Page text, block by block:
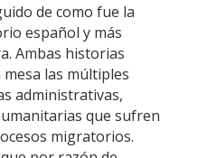
de como fue la
español y más
Ambas historias
las múltiples
administrativas,
que sufren
migratorios.